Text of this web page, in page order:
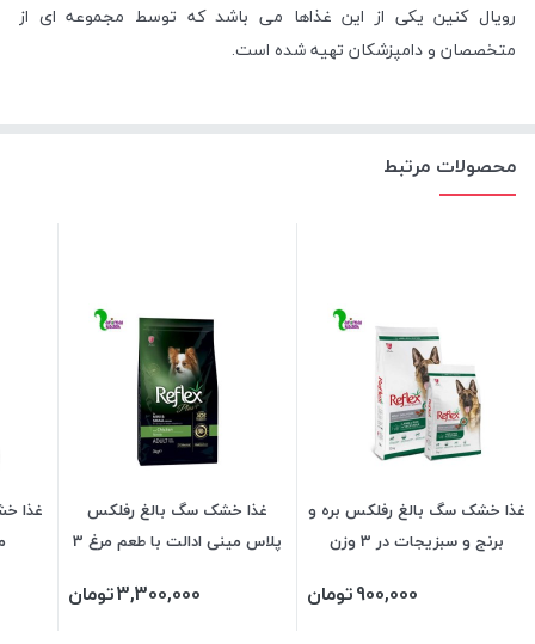
رویال کنین یکی از این غذاها می باشد که توسط مجموعه ای از
متخصصان و دامپزشکان تهیه شده است.
محصولات مرتبط
غذا خشک سگ بالغ رفلکس بره و
برنج و سبزیجات در 3 وزن
900,000تومان
غذا خشک سگ بالغ رفلکس
پلاس مینی ادالت با طعم مرغ 3
3,300,000تومان
غذا